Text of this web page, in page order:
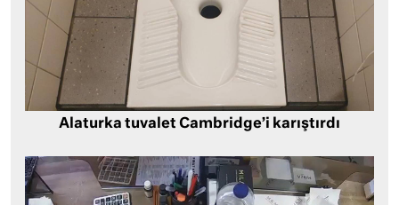
Alaturka tuvalet Cambridge’i karıştırdı